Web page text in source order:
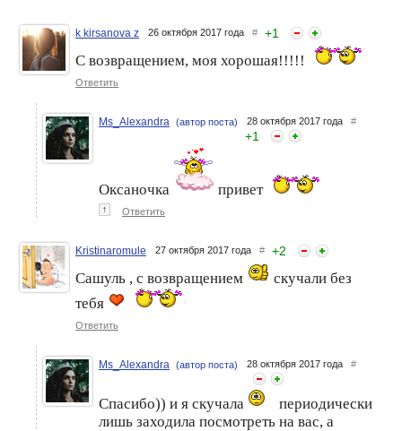
k kirsanova z 26 октября 2017 года # +1
С возвращением, моя хорошая!!!!!
Ответить
Ms_Alexandra (автор поста) 28 октября 2017 года #
+1
Оксаночка привет
↑ Ответить
Kristinaromule 27 октября 2017 года # +2
Сашуль , с возвращением
скучали без
тебя
Ответить
Ms_Alexandra (автор поста) 28 октября 2017 года #
Спасибо)) и я скучала
периодически
лишь заходила посмотреть на вас, а